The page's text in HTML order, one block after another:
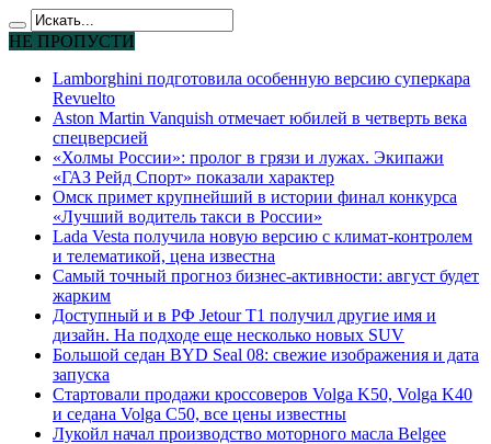
НЕ ПРОПУСТИ
Lamborghini подготовила особенную версию суперкара
Revuelto
Aston Martin Vanquish отмечает юбилей в четверть века
спецверсией
«Холмы России»: пролог в грязи и лужах. Экипажи
«ГАЗ Рейд Спорт» показали характер
Омск примет крупнейший в истории финал конкурса
«Лучший водитель такси в России»
Lada Vesta получила новую версию с климат-контролем
и телематикой, цена известна
Самый точный прогноз бизнес-активности: август будет
жарким
Доступный и в РФ Jetour T1 получил другие имя и
дизайн. На подходе еще несколько новых SUV
Большой седан BYD Seal 08: свежие изображения и дата
запуска
Стартовали продажи кроссоверов Volga K50, Volga K40
и седана Volga C50, все цены известны
Лукойл начал производство моторного масла Belgee